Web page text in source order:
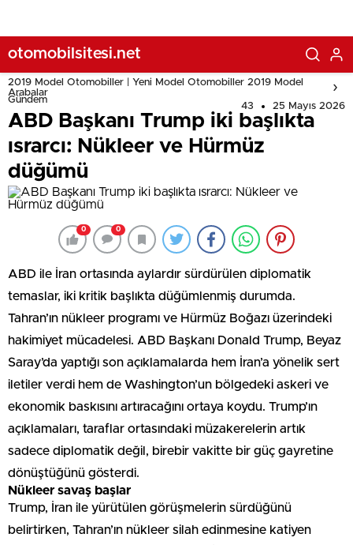
otomobilsitesi.net
2019 Model Otomobiller | Yeni Model Otomobiller 2019 Model
Arabalar
Gündem
43 25 Mayıs 2026
ABD Başkanı Trump iki başlıkta
ısrarcı: Nükleer ve Hürmüz
düğümü
0 0
ABD ile İran ortasında aylardır sürdürülen diplomatik
temaslar, iki kritik başlıkta düğümlenmiş durumda.
Tahran’ın nükleer programı ve Hürmüz Boğazı üzerindeki
hakimiyet mücadelesi. ABD Başkanı Donald Trump, Beyaz
Saray’da yaptığı son açıklamalarda hem İran’a yönelik sert
iletiler verdi hem de Washington’un bölgedeki askeri ve
ekonomik baskısını artıracağını ortaya koydu. Trump’ın
açıklamaları, taraflar ortasındaki müzakerelerin artık
sadece diplomatik değil, birebir vakitte bir güç gayretine
dönüştüğünü gösterdi.
Nükleer savaş başlar
Trump, İran ile yürütülen görüşmelerin sürdüğünü
belirtirken, Tahran’ın nükleer silah edinmesine katiyen